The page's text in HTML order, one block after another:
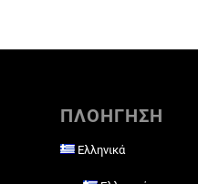
ΠΛΟΗΓΗΣΗ
Ελληνικά